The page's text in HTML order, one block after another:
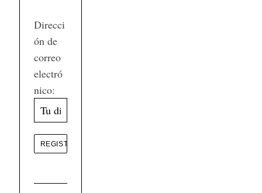
Direcci
ón de
correo
electró
nico: